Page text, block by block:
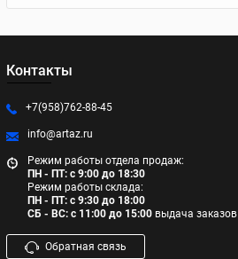
Контакты
+7(958)762-88-45
info@artaz.ru
Режим работы отдела продаж:
ПН - ПТ: с 9:00 до 18:30
Режим работы склада:
ПН - ПТ: с 9:30 до 18:00
СБ - ВС: с 11:00 до 15:00 выдача заказов
Обратная связь